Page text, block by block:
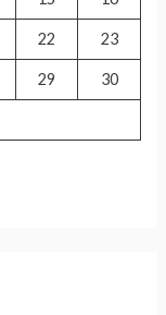
22 23
29 30